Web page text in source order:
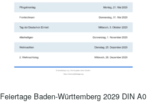
Feiertage Baden-Württemberg 2029 DIN A0